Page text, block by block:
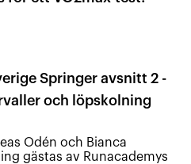
Springer avsnitt 2 -
och löpskolning
Odén och Bianca
gästas av Runacademys